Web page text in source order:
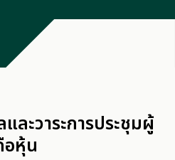
ละวาระการประชุมผู้
อหุ้น